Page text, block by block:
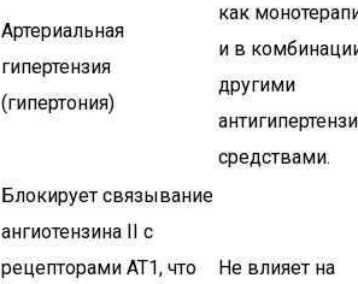
Артериальная
гипертензия
(гипертония)
как
и в
другими
средствами.
Блокирует связывание
ангиотензина II с
рецепторами AT1, что
Не влияет на